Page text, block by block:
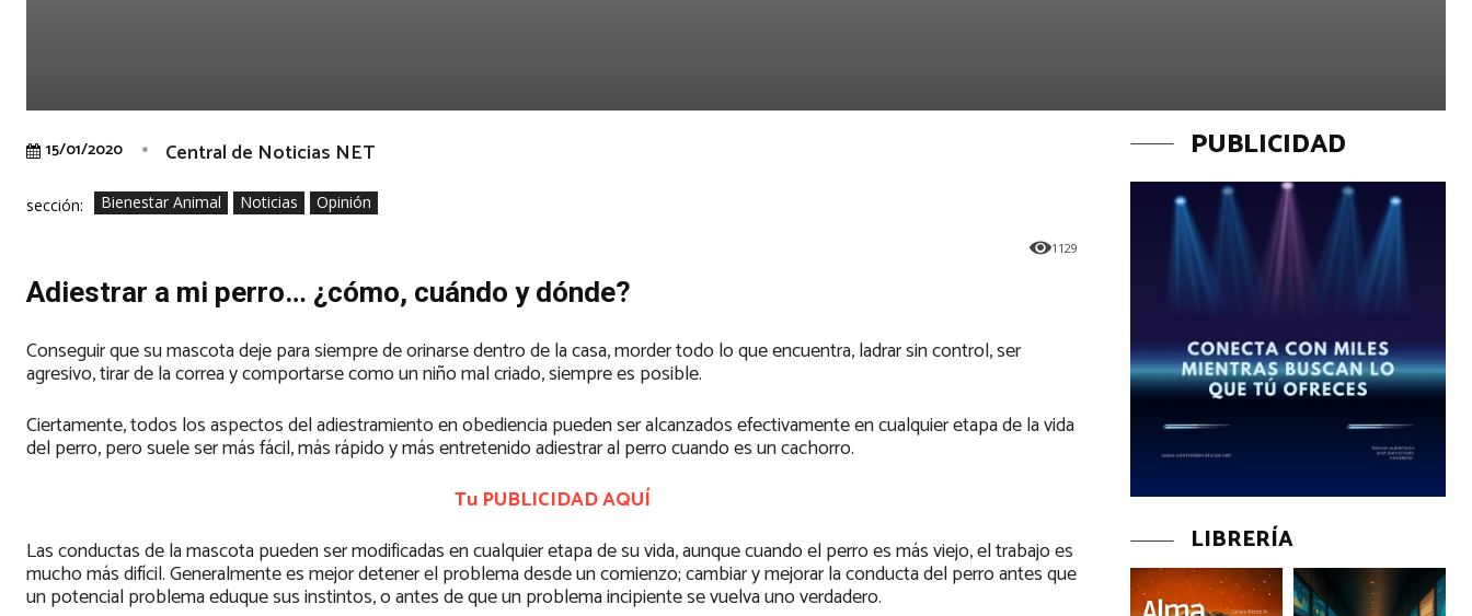
15/01/2020 Central de Noticias NET
sección: Bienestar Animal Noticias Opinión
1129
Adiestrar a mi perro… ¿cómo, cuándo y dónde?
Conseguir que su mascota deje para siempre de orinarse dentro de la casa, morder todo lo que encuentra, ladrar sin control, ser
agresivo, tirar de la correa y comportarse como un niño mal criado, siempre es posible.
Ciertamente, todos los aspectos del adiestramiento en obediencia pueden ser alcanzados efectivamente en cualquier etapa de la vida
del perro, pero suele ser más fácil, más rápido y más entretenido adiestrar al perro cuando es un cachorro.
Tu PUBLICIDAD AQUÍ
Las conductas de la mascota pueden ser modificadas en cualquier etapa de su vida, aunque cuando el perro es más viejo, el trabajo es
mucho más difícil. Generalmente es mejor detener el problema desde un comienzo; cambiar y mejorar la conducta del perro antes que
un potencial problema eduque sus instintos, o antes de que un problema incipiente se vuelva uno verdadero.
PUBLICIDAD
LIBRERÍA